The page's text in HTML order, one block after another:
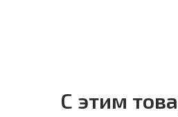
С этим